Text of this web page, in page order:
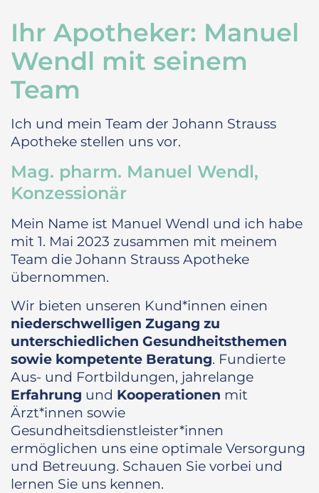
Ihr Apotheker: Manuel
Wendl mit seinem
Team
Ich und mein Team der Johann Strauss
Apotheke stellen uns vor.
Mag. pharm. Manuel Wendl,
Konzessionär
Mein Name ist Manuel Wendl und ich habe
mit 1. Mai 2023 zusammen mit meinem
Team die Johann Strauss Apotheke
übernommen.
Wir bieten unseren Kund*innen einen
niederschwelligen Zugang zu
unterschiedlichen Gesundheitsthemen
sowie kompetente Beratung. Fundierte
Aus- und Fortbildungen, jahrelange
Erfahrung und Kooperationen mit
Ärzt*innen sowie
Gesundheitsdienstleister*innen
ermöglichen uns eine optimale Versorgung
und Betreuung. Schauen Sie vorbei und
lernen Sie uns kennen.